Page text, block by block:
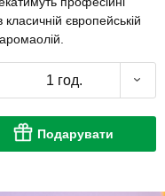
європейській
1 год.
Подарувати